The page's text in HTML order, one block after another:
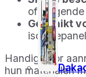
of
Geschikt
Handig voor
hun materialen